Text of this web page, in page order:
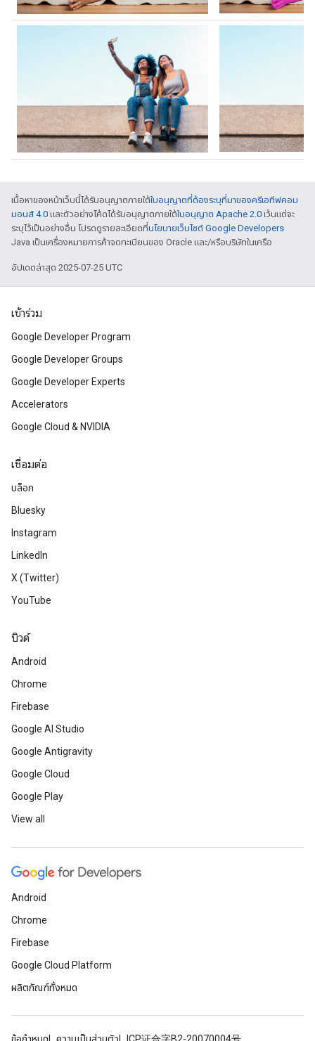
เนื้อหาของหน้าเว็บนี้ได้รับอนุญาตภายใต้ใบอนุญาตที่ต้องระบุที่มาของครีเอทีฟคอม
มอนส์ 4.0 และตัวอย่างโค้ดได้รับอนุญาตภายใต้ใบอนุญาต Apache 2.0 เว้นแต่จะ
ระบุไว้เป็นอย่างอื่น โปรดดูรายละเอียดที่นโยบายเว็บไซต์ Google Developers
Java เป็นเครื่องหมายการค้าจดทะเบียนของ Oracle และ/หรือบริษัทในเครือ
อัปเดตล่าสุด 2025-07-25 UTC
เข้าร่วม
Google Developer Program
Google Developer Groups
Google Developer Experts
Accelerators
Google Cloud & NVIDIA
เชื่อมต่อ
บล็อก
Bluesky
Instagram
LinkedIn
X (Twitter)
YouTube
บิวด์
Android
Chrome
Firebase
Google AI Studio
Google Antigravity
Google Cloud
Google Play
View all
Android
Chrome
Firebase
Google Cloud Platform
ผลิตภัณฑ์ทั้งหมด